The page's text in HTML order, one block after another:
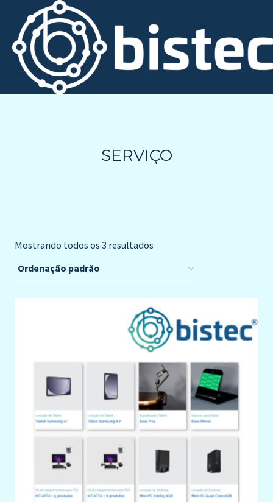
SERVIÇO
Mostrando todos os 3 resultados